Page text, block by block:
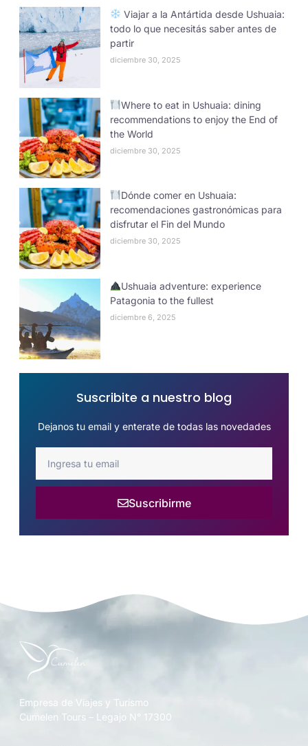
Viajar a la Antártida desde Ushuaia:
todo lo que necesitás saber antes de
partir
diciembre 30, 2025
Where to eat in Ushuaia: dining
recommendations to enjoy the End of
the World
diciembre 30, 2025
Dónde comer en Ushuaia:
recomendaciones gastronómicas para
disfrutar el Fin del Mundo
diciembre 30, 2025
Ushuaia adventure: experience
Patagonia to the fullest
diciembre 6, 2025
Suscribite a nuestro blog
Dejanos tu email y enterate de todas las novedades
Suscribirme
Empresa de Viajes y Turismo
Cumelen Tours – Legajo N° 17300